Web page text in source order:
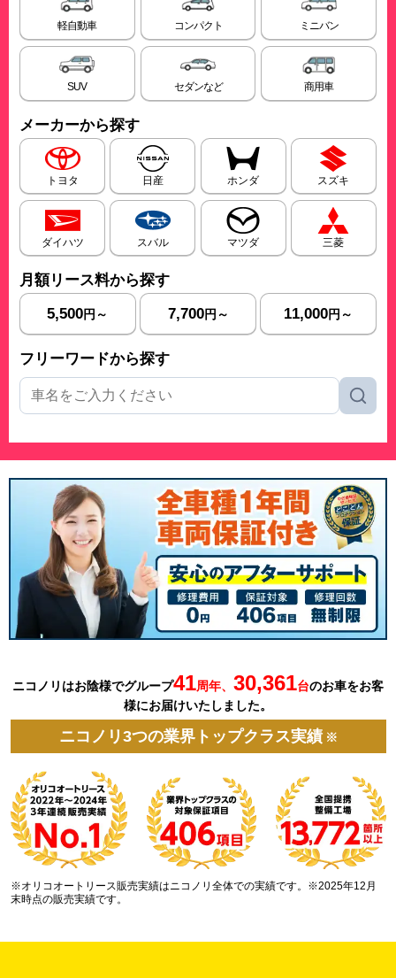
軽自動車 コンパクト ミニバン
SUV セダンなど 商用車
メーカーから探す
トヨタ 日産 ホンダ スズキ
ダイハツ スバル マツダ 三菱
月額リース料から探す
5,500円～ 7,700円～ 11,000円～
フリーワードから探す
ニコノリはお陰様でグループ41周年、 30,361台のお車をお客
様にお届けいたしました。
ニコノリ3つの業界トップクラス実績 ※
※オリコオートリース販売実績はニコノリ全体での実績です。※2025年12月
末時点の販売実績です。